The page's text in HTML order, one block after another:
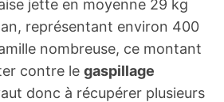
jette en moyenne 29 kg
représentant environ 400
nombreuse, ce montant
contre le gaspillage
donc à récupérer plusieurs